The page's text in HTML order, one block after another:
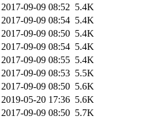
2017-09-09 08:52 5.4K
2017-09-09 08:54 5.4K
2017-09-09 08:50 5.4K
2017-09-09 08:54 5.4K
2017-09-09 08:55 5.4K
2017-09-09 08:53 5.5K
2017-09-09 08:50 5.6K
2019-05-20 17:36 5.6K
2017-09-09 08:50 5.7K